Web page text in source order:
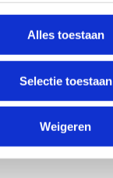
Alles toestaan
Selectie toestaan
Weigeren
to start verification